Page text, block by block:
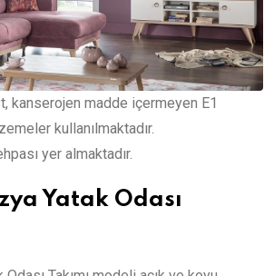
kanserojen madde içermeyen E1
kullanılmaktadır.
yer almaktadır.
Yatak Odası